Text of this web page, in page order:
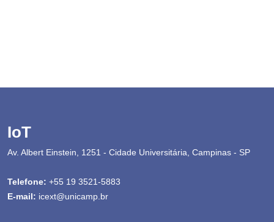
IoT
Av. Albert Einstein, 1251 - Cidade Universitária, Campinas - SP
Telefone: +55 19 3521-5883
E-mail: icext@unicamp.br